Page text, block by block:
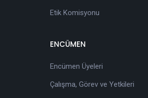
Etik Komisyonu
ENCÜMEN
Encümen Üyeleri
Çalışma, Görev ve Yetkileri